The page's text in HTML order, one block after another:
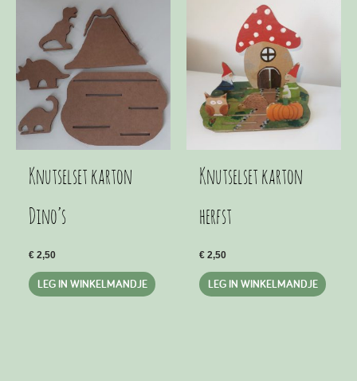
Knutselset karton
Dino’s
€ 2,50
LEG IN WINKELMANDJE
Knutselset karton
herfst
€ 2,50
LEG IN WINKELMANDJE